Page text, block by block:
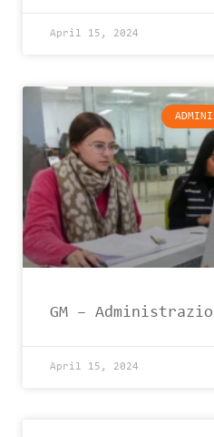
April 15, 2024
GM –
April 15, 2024